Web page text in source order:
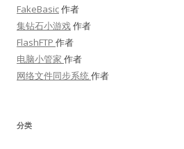
FakeBasic作者
集钻石小游戏作者
FlashFTP 作者
电脑小管家 作者
网络文件同步系统作者
分类